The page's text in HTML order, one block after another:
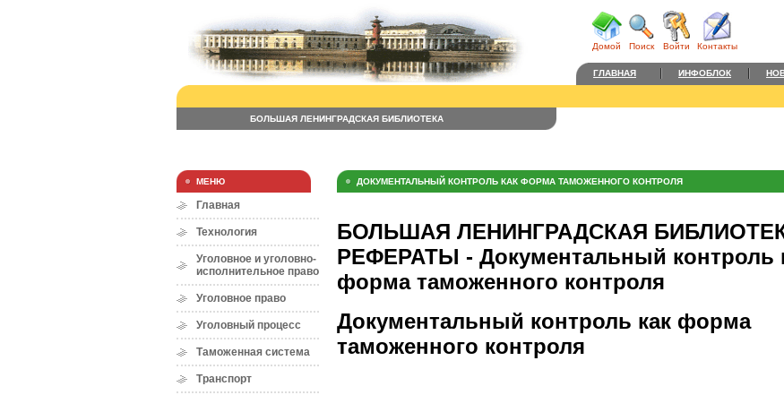
Домой Поиск Войти Контакты
ГЛАВНАЯ ИНФОБЛОК
БОЛЬШАЯ ЛЕНИНГРАДСКАЯ БИБЛИОТЕКА
МЕНЮ
Главная
Технология
Уголовное и уголовно-
исполнительное право
Уголовное право
Уголовный процесс
Таможенная система
Транспорт
ДОКУМЕНТАЛЬНЫЙ КОНТРОЛЬ КАК ФОРМА ТАМОЖЕННОГО КОНТРОЛЯ
БОЛЬШАЯ ЛЕНИНГРАДСКАЯ
РЕФЕРАТЫ - Документальный контроль
форма таможенного контроля
Документальный контроль как форма
таможенного контроля